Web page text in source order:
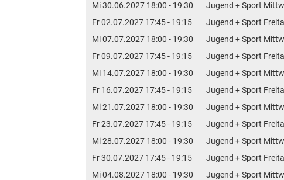
Mi 30.06.2027 18:00 - 19:30
Jugend + Sport
Fr 02.07.2027 17:45 - 19:15
Jugend + Sport
Mi 07.07.2027 18:00 - 19:30
Jugend + Sport
Fr 09.07.2027 17:45 - 19:15
Jugend + Sport
Mi 14.07.2027 18:00 - 19:30
Jugend + Sport
Fr 16.07.2027 17:45 - 19:15
Jugend + Sport
Mi 21.07.2027 18:00 - 19:30
Jugend + Sport
Fr 23.07.2027 17:45 - 19:15
Jugend + Sport
Mi 28.07.2027 18:00 - 19:30
Jugend + Sport
Fr 30.07.2027 17:45 - 19:15
Jugend + Sport
Mi 04.08.2027 18:00 - 19:30
Jugend + Sport